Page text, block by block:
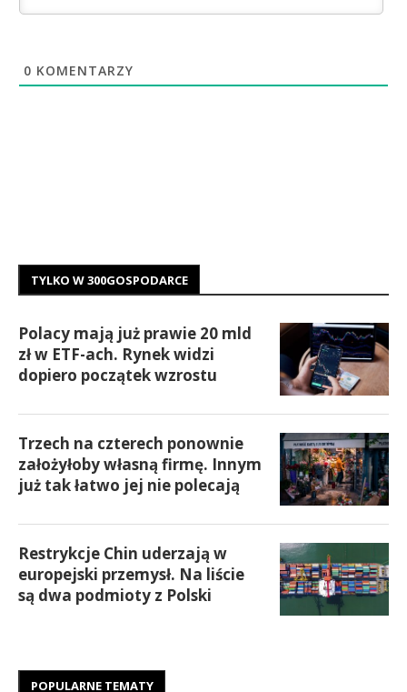
0 KOMENTARZY
TYLKO W 300GOSPODARCE
Polacy mają już prawie 20 mld
zł w ETF-ach. Rynek widzi
dopiero początek wzrostu
Trzech na czterech ponownie
założyłoby własną firmę. Innym
już tak łatwo jej nie polecają
Restrykcje Chin uderzają w
europejski przemysł. Na liście
są dwa podmioty z Polski
POPULARNE TEMATY